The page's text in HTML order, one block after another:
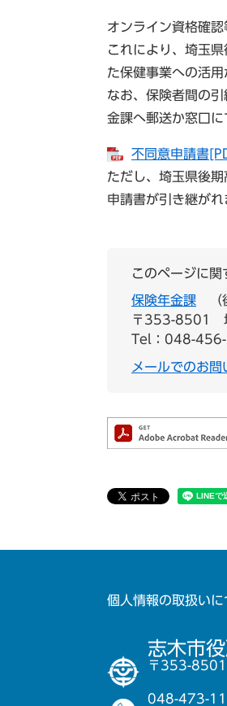
オンライン資格確
これにより、埼玉
た保健事業への活用
なお、保険者間の
金課へ郵送か窓口に
不同意申請書
ただし、埼玉県後
申請書が引き継が
このページに
保険年金課
〒353-8501
Tel：048-
メールでのお問
個人情報の取扱いに
志木市
〒353-
048-473-